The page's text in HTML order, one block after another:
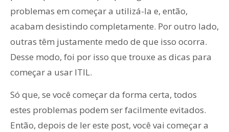
problemas em começar a utilizá-la e, então,
acabam desistindo completamente. Por outro lado,
outras têm justamente medo de que isso ocorra.
Desse modo, foi por isso que trouxe as dicas para
começar a usar ITIL.
Só que, se você começar da forma certa, todos
estes problemas podem ser facilmente evitados.
Então, depois de ler este post, você vai começar a